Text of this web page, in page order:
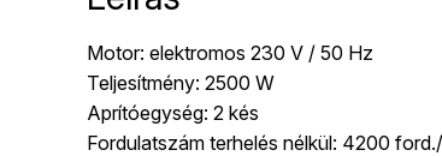
Motor: elektromos 230 V / 50 Hz
Teljesítmény: 2500 W
Aprítóegység: 2 kés
Fordulatszám terhelés nélkül: 4200